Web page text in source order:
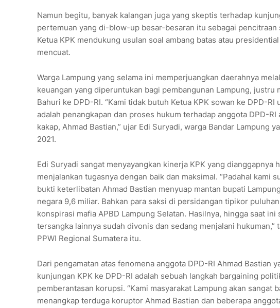
Namun begitu, banyak kalangan juga yang skeptis terhadap
pertemuan yang di-blow-up besar-besaran itu sebagai
Ketua KPK mendukung usulan soal ambang batas atau
mencuat.
Warga Lampung yang selama ini memperjuangkan daerahnya
keuangan yang diperuntukan bagi pembangunan Lampung,
Bahuri ke DPD-RI. “Kami tidak butuh Ketua KPK sowan ke DPD-
adalah penangkapan dan proses hukum terhadap anggota DPD-
kakap, Ahmad Bastian,” ujar Edi Suryadi, warga Bandar Lampung
2021.
Edi Suryadi sangat menyayangkan kinerja KPK yang dianggapnya
menjalankan tugasnya dengan baik dan maksimal. “Padahal kami
bukti keterlibatan Ahmad Bastian menyuap mantan bupati
negara 9,6 miliar. Bahkan para saksi di persidangan tipikor
konspirasi mafia APBD Lampung Selatan. Hasilnya, hingga saat
tersangka lainnya sudah divonis dan sedang menjalani
PPWI Regional Sumatera itu.
Dari pengamatan atas fenomena anggota DPD-RI Ahmad Bastian
kunjungan KPK ke DPD-RI adalah sebuah langkah bargaining
pemberantasan korupsi. “Kami masyarakat Lampung akan sangat
menangkap terduga koruptor Ahmad Bastian dan beberapa